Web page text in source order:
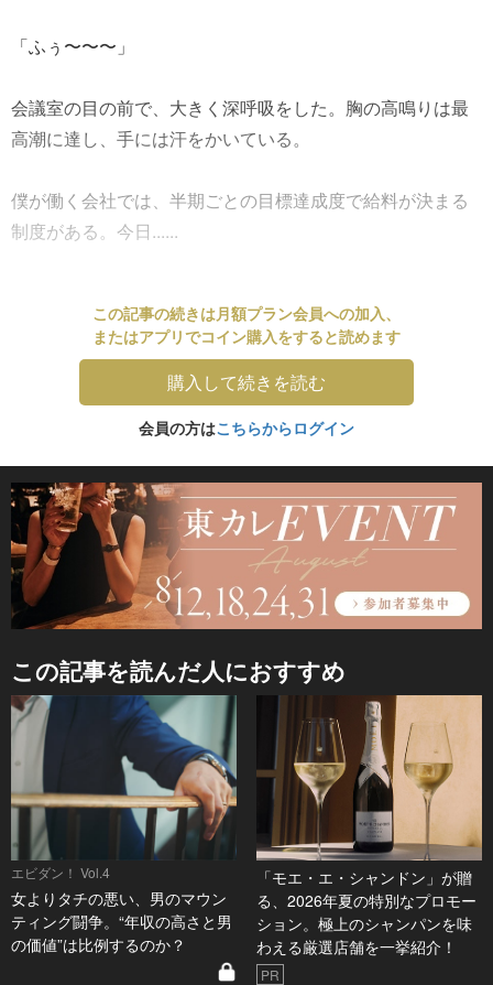
「ふぅ〜〜〜」
会議室の目の前で、大きく深呼吸をした。胸の高鳴りは最
高潮に達し、手には汗をかいている。
僕が働く会社では、半期ごとの目標達成度で給料が決まる
制度がある。今日......
この記事の続きは月額プラン会員への加入、
またはアプリでコイン購入をすると読めます
購入して続きを読む
会員の方はこちらからログイン
この記事を読んだ人におすすめ
エビダン！ Vol.4
女よりタチの悪い、男のマウン
ティング闘争。“年収の高さと男
の価値”は比例するのか？
「モエ・エ・シャンドン」が贈
る、2026年夏の特別なプロモー
ション。極上のシャンパンを味
わえる厳選店舗を一挙紹介！
PR